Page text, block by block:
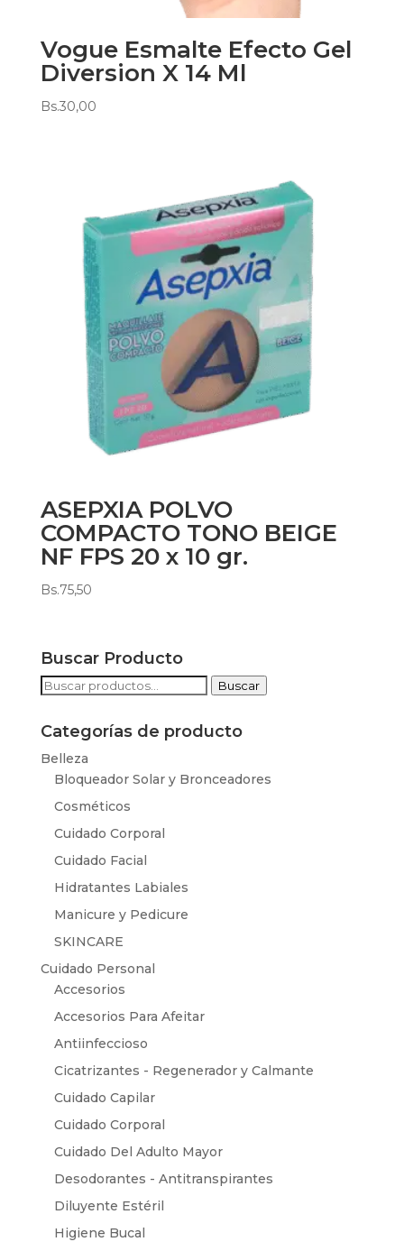
Vogue Esmalte Efecto Gel
Diversion X 14 Ml
Bs.30,00
ASEPXIA POLVO
COMPACTO TONO BEIGE
NF FPS 20 x 10 gr.
Bs.75,50
Buscar Producto
Buscar
Buscar
Categorías de producto
Belleza
Bloqueador Solar y Bronceadores
Cosméticos
Cuidado Corporal
Cuidado Facial
Hidratantes Labiales
Manicure y Pedicure
SKINCARE
Cuidado Personal
Accesorios
Accesorios Para Afeitar
Antiinfeccioso
Cicatrizantes - Regenerador y Calmante
Cuidado Capilar
Cuidado Corporal
Cuidado Del Adulto Mayor
Desodorantes - Antitranspirantes
Diluyente Estéril
Higiene Bucal